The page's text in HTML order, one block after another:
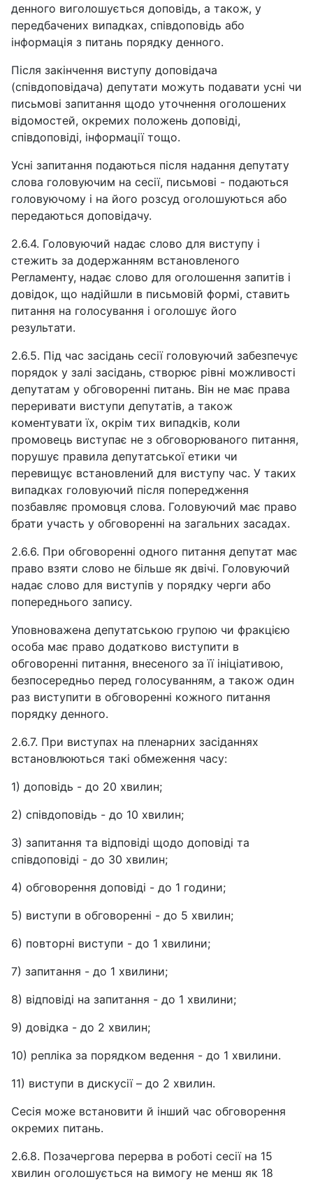
денного виголошується доповідь, а також, у
передбачених випадках, співдоповідь або
інформація з питань порядку денного.
Після закінчення виступу доповідача
(співдоповідача) депутати можуть подавати усні чи
письмові запитання щодо уточнення оголошених
відомостей, окремих положень доповіді,
співдоповіді, інформації тощо.
Усні запитання подаються після надання депутату
слова головуючим на сесії, письмові - подаються
головуючому і на його розсуд оголошуються або
передаються доповідачу.
2.6.4. Головуючий надає слово для виступу і
стежить за додержанням встановленого
Регламенту, надає слово для оголошення запитів і
довідок, що надійшли в письмовій формі, ставить
питання на голосування і оголошує його
результати.
2.6.5. Під час засідань сесії головуючий забезпечує
порядок у залі засідань, створює рівні можливості
депутатам у обговоренні питань. Він не має права
переривати виступи депутатів, а також
коментувати їх, окрім тих випадків, коли
промовець виступає не з обговорюваного питання,
порушує правила депутатської етики чи
перевищує встановлений для виступу час. У таких
випадках головуючий після попередження
позбавляє промовця слова. Головуючий має право
брати участь у обговоренні на загальних засадах.
2.6.6. При обговоренні одного питання депутат має
право взяти слово не більше як двічі. Головуючий
надає слово для виступів у порядку черги або
попереднього запису.
Уповноважена депутатською групою чи фракцією
особа має право додатково виступити в
обговоренні питання, внесеного за її ініціативою,
безпосередньо перед голосуванням, а також один
раз виступити в обговоренні кожного питання
порядку денного.
2.6.7. При виступах на пленарних засіданнях
встановлюються такі обмеження часу:
1) доповідь - до 20 хвилин;
2) співдоповідь - до 10 хвилин;
3) запитання та відповіді щодо доповіді та
співдоповіді - до 30 хвилин;
4) обговорення доповіді - до 1 години;
5) виступи в обговоренні - до 5 хвилин;
6) повторні виступи - до 1 хвилини;
7) запитання - до 1 хвилини;
8) відповіді на запитання - до 1 хвилини;
9) довідка - до 2 хвилин;
10) репліка за порядком ведення - до 1 хвилини.
11) виступи в дискусії – до 2 хвилин.
Сесія може встановити й інший час обговорення
окремих питань.
2.6.8. Позачергова перерва в роботі сесії на 15
хвилин оголошується на вимогу не менш як 18